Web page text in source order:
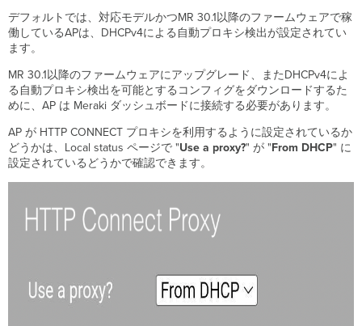
デフォルトでは、対応モデルかつMR 30.1以降のファームウェアで稼
働しているAPは、DHCPv4による自動プロキシ検出が設定されてい
ます。
MR 30.1以降のファームウェアにアップグレード、またDHCPv4によ
る自動プロキシ検出を可能とするコンフィグをダウンロードするた
めに、AP は Meraki ダッシュボードに接続する必要があります。
AP が HTTP CONNECT プロキシを利用するように設定されているか
どうかは、Local status ページで "Use a proxy?" が "From DHCP" に
設定されているどうかで確認できます。